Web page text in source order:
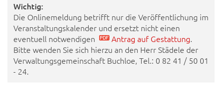
Wichtig:
Die Onlinemeldung betrifft nur die Veröffentlichung im
Veranstaltungskalender und ersetzt nicht einen
eventuell notwendigen
Antrag auf Gestattung.
Bitte wenden Sie sich hierzu an den Herr Städele der
Verwaltungsgemeinschaft Buchloe, Tel.: 0 82 41 / 50 01
- 24.